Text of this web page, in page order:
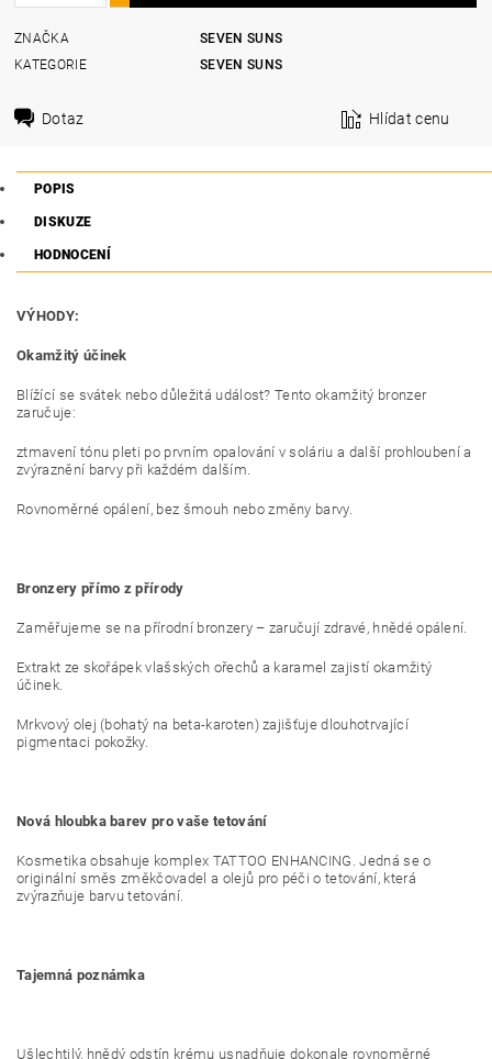
ZNAČKA
SEVEN SUNS
KATEGORIE
SEVEN SUNS
Dotaz Hlídat cenu
POPIS
DISKUZE
HODNOCENÍ
VÝHODY:
Okamžitý účinek
Blížící se svátek nebo důležitá událost? Tento okamžitý bronzer
zaručuje:
ztmavení tónu pleti po prvním opalování v soláriu a další prohloubení a
zvýraznění barvy při každém dalším.
Rovnoměrné opálení, bez šmouh nebo změny barvy.
Bronzery přímo z přírody
Zaměřujeme se na přírodní bronzery – zaručují zdravé, hnědé opálení.
Extrakt ze skořápek vlašských ořechů a karamel zajistí okamžitý
účinek.
Mrkvový olej (bohatý na beta-karoten) zajišťuje dlouhotrvající
pigmentaci pokožky.
Nová hloubka barev pro vaše tetování
Kosmetika obsahuje komplex TATTOO ENHANCING. Jedná se o
originální směs změkčovadel a olejů pro péči o tetování, která
zvýrazňuje barvu tetování.
Tajemná poznámka
Ušlechtilý, hnědý odstín krému usnadňuje dokonale rovnoměrné